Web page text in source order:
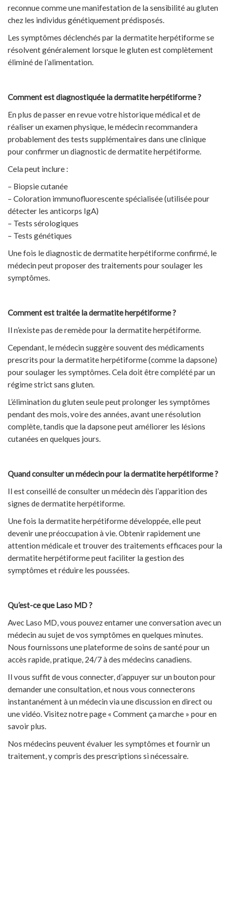
reconnue comme une manifestation de la sensibilité au gluten
chez les individus génétiquement prédisposés.
Les symptômes déclenchés par la dermatite herpétiforme se
résolvent généralement lorsque le gluten est complètement
éliminé de l’alimentation.
Comment est diagnostiquée la dermatite herpétiforme ?
En plus de passer en revue votre historique médical et de
réaliser un examen physique, le médecin recommandera
probablement des tests supplémentaires dans une clinique
pour confirmer un diagnostic de dermatite herpétiforme.
Cela peut inclure :
– Biopsie cutanée
– Coloration immunofluorescente spécialisée (utilisée pour
détecter les anticorps IgA)
– Tests sérologiques
– Tests génétiques
Une fois le diagnostic de dermatite herpétiforme confirmé, le
médecin peut proposer des traitements pour soulager les
symptômes.
Comment est traitée la dermatite herpétiforme ?
Il n’existe pas de remède pour la dermatite herpétiforme.
Cependant, le médecin suggère souvent des médicaments
prescrits pour la dermatite herpétiforme (comme la dapsone)
pour soulager les symptômes. Cela doit être complété par un
régime strict sans gluten.
L’élimination du gluten seule peut prolonger les symptômes
pendant des mois, voire des années, avant une résolution
complète, tandis que la dapsone peut améliorer les lésions
cutanées en quelques jours.
Quand consulter un médecin pour la dermatite herpétiforme ?
Il est conseillé de consulter un médecin dès l’apparition des
signes de dermatite herpétiforme.
Une fois la dermatite herpétiforme développée, elle peut
devenir une préoccupation à vie. Obtenir rapidement une
attention médicale et trouver des traitements efficaces pour la
dermatite herpétiforme peut faciliter la gestion des
symptômes et réduire les poussées.
Qu’est-ce que Laso MD ?
Avec Laso MD, vous pouvez entamer une conversation avec un
médecin au sujet de vos symptômes en quelques minutes.
Nous fournissons une plateforme de soins de santé pour un
accès rapide, pratique, 24/7 à des médecins canadiens.
Il vous suffit de vous connecter, d’appuyer sur un bouton pour
demander une consultation, et nous vous connecterons
instantanément à un médecin via une discussion en direct ou
une vidéo. Visitez notre page « Comment ça marche » pour en
savoir plus.
Nos médecins peuvent évaluer les symptômes et fournir un
traitement, y compris des prescriptions si nécessaire.